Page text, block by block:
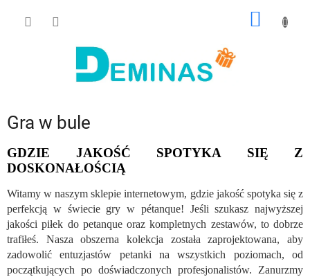
Gra w bule
GDZIE JAKOŚĆ SPOTYKA SIĘ Z
DOSKONAŁOŚCIĄ
Witamy w naszym sklepie internetowym, gdzie jakość spotyka się z
perfekcją w świecie gry w pétanque! Jeśli szukasz najwyższej
jakości piłek do petanque oraz kompletnych zestawów, to dobrze
trafiłeś. Nasza obszerna kolekcja została zaprojektowana, aby
zadowolić entuzjastów petanki na wszystkich poziomach, od
początkujących po doświadczonych profesjonalistów. Zanurzmy